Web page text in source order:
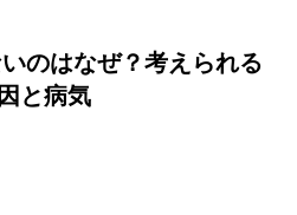
のはなぜ？考えられる
と病気